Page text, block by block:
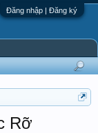
Đăng nhập | Đăng ký
Rỡ